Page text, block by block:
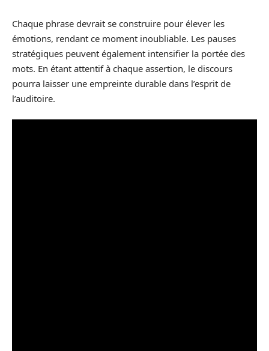
Chaque phrase devrait se construire pour élever les
émotions, rendant ce moment inoubliable. Les pauses
stratégiques peuvent également intensifier la portée des
mots. En étant attentif à chaque assertion, le discours
pourra laisser une empreinte durable dans l’esprit de
l’auditoire.